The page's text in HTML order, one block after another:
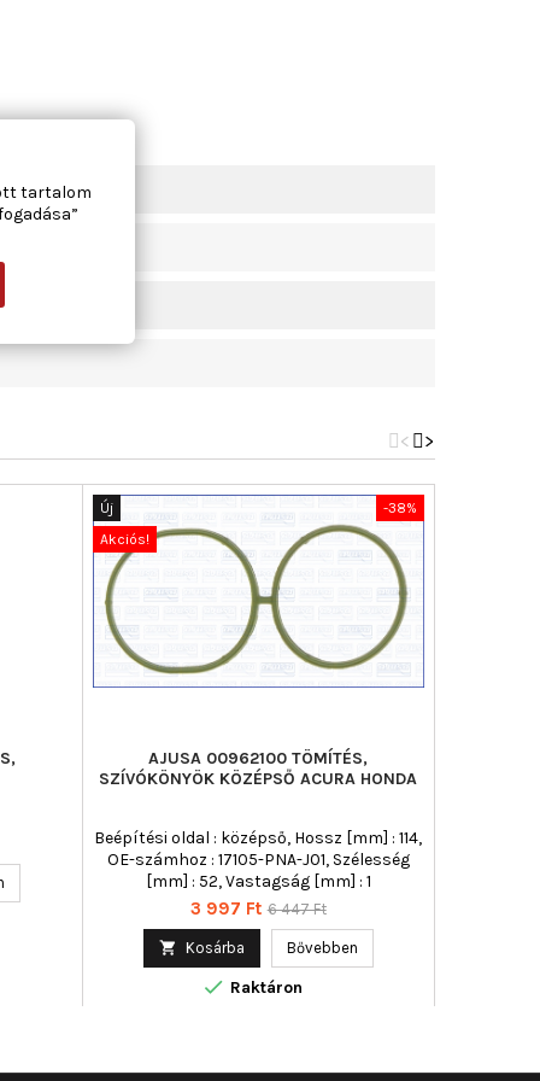
>
<
-38%
Új
Akciós!
AJUSA 00962100 TÖMÍTÉS,
SZÍVÓKÖNYÖK KÖZÉPSŐ ACURA HONDA
Beépítési oldal : középső, Hossz [mm] : 114,
OE-számhoz : 17105-PNA-J01, Szélesség
[mm] : 52, Vastagság [mm] : 1
Ár
3 997 Ft Normál
6 447 Ft
 Kosárba Bővebben
 Raktáron
tartalom